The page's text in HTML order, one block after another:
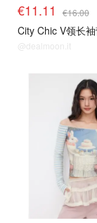
€11.11 €16.00
City Chic V领长
@dealmoon.it